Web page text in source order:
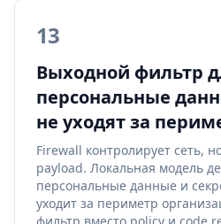
13
Выходной фильтр
персональные
не уходят за
Firewall контролирует сеть,
payload. Локальная модель
персональные данные и
уходит за периметр